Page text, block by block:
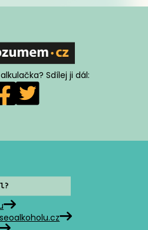
Sdílej ji dál: